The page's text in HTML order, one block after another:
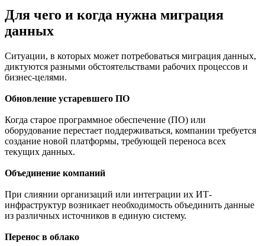
Для чего и когда нужна миграция
данных
Ситуации, в которых может потребоваться миграция данных,
диктуются разными обстоятельствами рабочих процессов и
бизнес-целями.
Обновление устаревшего ПО
Когда старое программное обеспечение (ПО) или
оборудование перестает поддерживаться, компании требуется
создание новой платформы, требующей переноса всех
текущих данных.
Объединение компаний
При слиянии организаций или интеграции их ИТ-
инфраструктур возникает необходимость объединить данные
из различных источников в единую систему.
Перенос в облако